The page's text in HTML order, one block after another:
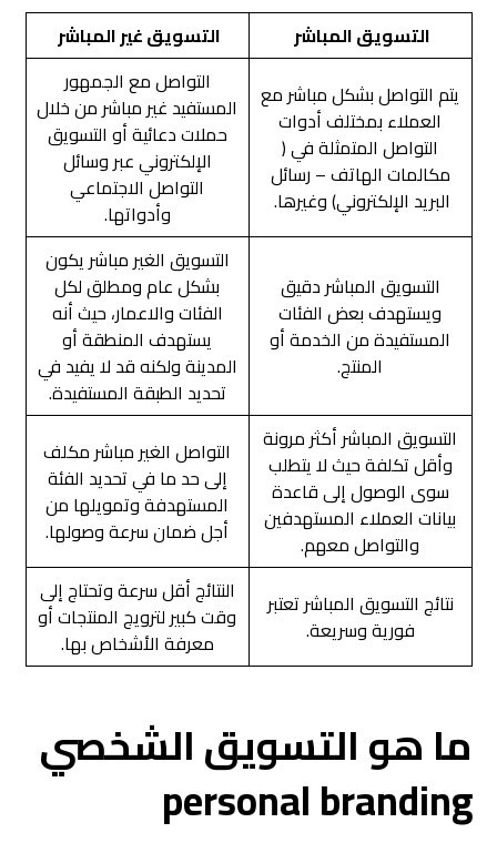
التسويق المباشر
التسويق غير المباشر
يتم التواصل بشكل مباشر مع
العملاء بمختلف أدوات
التواصل المتمثلة في (
مكالمات الهاتف – رسائل
البريد الإلكتروني) وغيرها.
التواصل مع الجمهور
المستفيد غير مباشر من خلال
حملات دعائية أو التسويق
الإلكتروني عبر وسائل
التواصل الاجتماعي
وأدواتها.
التسويق المباشر دقيق
ويستهدف بعض الفئات
المستفيدة من الخدمة أو
المنتج.
التسويق الغير مباشر يكون
بشكل عام ومطلق لكل
الفئات والاعمار، حيث أنه
يستهدف المنطقة أو
المدينة ولكنه قد لا يفيد في
تحديد الطبقة المستفيدة.
التسويق المباشر أكثر مرونة
وأقل تكلفة حيث لا يتطلب
سوى الوصول إلى قاعدة
بيانات العملاء المستهدفين
والتواصل معهم.
التواصل الغير مباشر مكلف
إلى حد ما في تحديد الفئة
المستهدفة وتمويلها من
أجل ضمان سرعة وصولها.
نتائج التسويق المباشر تعتبر
فورية وسريعة.
النتائج أقل سرعة وتحتاج إلى
وقت كبير لترويج المنتجات أو
معرفة الأشخاص بها.
ما هو التسويق الشخصي
personal branding